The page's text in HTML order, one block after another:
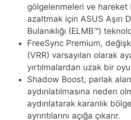
gölgelenmeleri ve hareket
azaltmak için ASUS Aşırı
Bulanıklığı (ELMB™)
FreeSync Premium,
(VRR) varsayılan olarak
yırtılmalardan uzak bir
Shadow Boost, parlak
aydınlatılmasına neden
aydınlatarak karanlık
ayrıntılarını açığa çıkarır.